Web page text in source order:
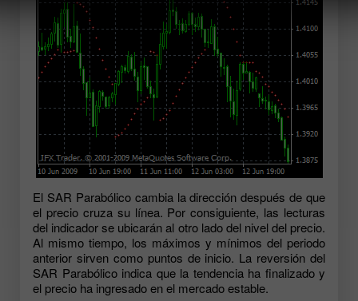
El SAR Parabólico cambia la dirección después de que
el precio cruza su línea. Por consiguiente, las lecturas
del indicador se ubicarán al otro lado del nivel del precio.
Al mismo tiempo, los máximos y mínimos del periodo
anterior sirven como puntos de inicio. La reversión del
SAR Parabólico indica que la tendencia ha finalizado y
el precio ha ingresado en el mercado estable.